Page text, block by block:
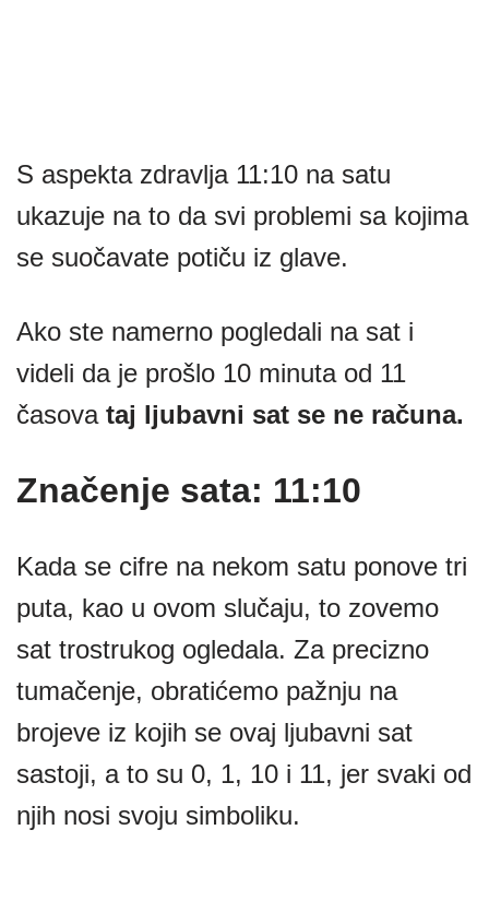
S aspekta zdravlja 11:10 na satu
ukazuje na to da svi problemi sa kojima
se suočavate potiču iz glave.
Ako ste namerno pogledali na sat i
videli da je prošlo 10 minuta od 11
časova taj ljubavni sat se ne računa.
Značenje sata: 11:10
Kada se cifre na nekom satu ponove tri
puta, kao u ovom slučaju, to zovemo
sat trostrukog ogledala. Za precizno
tumačenje, obratićemo pažnju na
brojeve iz kojih se ovaj ljubavni sat
sastoji, a to su 0, 1, 10 i 11, jer svaki od
njih nosi svoju simboliku.